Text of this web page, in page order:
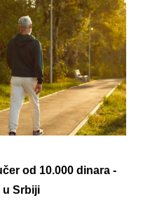
od 10.000 dinara -
u Srbiji